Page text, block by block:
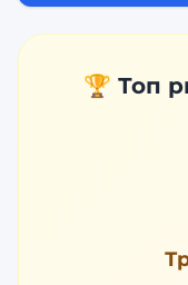
🏆 Топ